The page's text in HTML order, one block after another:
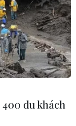
du khách